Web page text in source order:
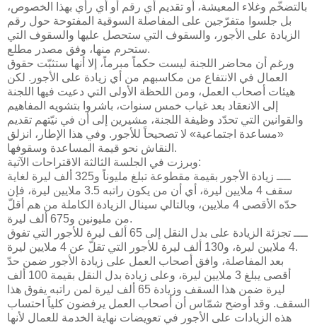
بالتضخّم وغلاء المعيشة، أو تقديم أي رقم أو أي رأي بهذا الخصوص،
بل جلسوا متفرّجين على المفاصلة السوقية المفتوحة حول رقم
الزيادة على الأجور، والسقوف التي ستحصل عليها والسقوف التي
ستحرم منها، وفق مصدر مطلع.
ورغم أن محاضر اللجنة ليست حكماً مبرماً، إلا أنها ستثبّت حقوق
العمال في الانتفاع من مكاسبهم من أي زيادة على الأجور. لكن
هيئات أصحاب العمل، ومن اللحظة الأولى التي دعيت فيها اللجنة
إلى الانعقاد بعد غياب خمس سنوات، باشروا بتشويه المفاهيم
والقوانين التي تحدّد وظيفة اللجنة، مشيرين إلى أن في نيّتهم تقديم
«مساعدة اجتماعية» لا تصحيحاً للأجور. وفي هذا الإطار، انزلق
النقاش نحو قيمة المساعدة وسقوفها.
وبرزت في الجلسة الثالثة الاقتراحات الآتية:
ــــ زيادة الأجور بقيمة مقطوعة تبلغ مليوناً و325 ألف ليرة لغاية
سقف 4 ملايين ليرة، أي أن من يكون راتبه 3.5 ملايين ليرة، فإن
حدّه الأقصى 4 ملايين، وبالتالي سينال الزيادة الكاملة من هم أقلّ
من مليونين و675 ألف ليرة.
ــــ تجزئة الزيادة على بدل النقل إلى 65 ألف ليرة للأجور التي تفوق
4 ملايين ليرة، و130 ألف ليرة للأجور التي تقلّ عن 4 ملايين ليرة.
بعد المفاصلة، وافق أصحاب العمل على زيادة الأجور ضمن حدّ
أقصى يبلغ 3 ملايين ليرة، وعلى زيادة بدل النقل بقيمة 100 ألف
ليرة ضمن هذا السقف وزيادة 65 ألف ليرة لمن راتبه يفوق هذا
السقف. وقد أوضح شمّاس أن أصحاب العمل يرفضون كلياً احتساب
هذه الزيادات على الأجور في تعويضات نهاية الخدمة للعمال لأنها